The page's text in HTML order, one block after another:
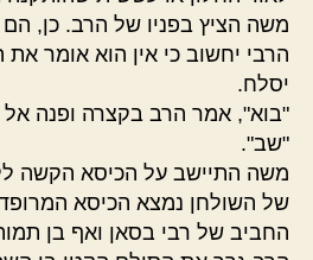
משה הציץ בפניו של הרב. כן, הם
הרבי יחשוב כי אין הוא אומר
יסלח.
"בוא", אמר הרב בקצרה ופנה
"שב".
משה התיישב על הכיסא הקשה
של השולחן נמצא הכיסא
החביב של רבי בסאן ואף בן